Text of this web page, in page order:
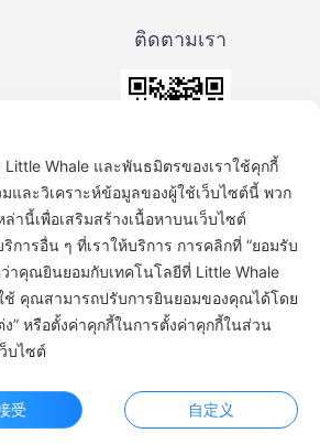
ติดตามเรา
บัญชีเฟสบุ๊ค WeChat
Whale และพันธมิตรของเราใช้คุกกี้
มและวิเคราะห์ข้อมูลของผู้ใช้เว็บไซต์นี้ พวก
ล่านี้เพื่อเสริมสร้างเนื้อหาบนเว็บไซต์
ารอื่น ๆ ที่เราให้บริการ การคลิกที่ “ยอมรับ
ว่าคุณยินยอมกับเทคโนโลยีที่ Little Whale
ช้ คุณสามารถปรับการยินยอมของคุณได้โดย
” หรือตั้งค่าคุกกี้ในการตั้งค่าคุกกี้ในส่วน
บไซต์
受 自定义